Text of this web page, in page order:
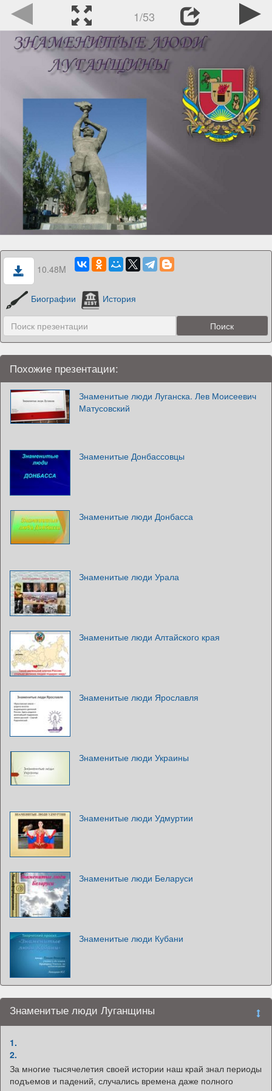
1/53
10.48M
Биографии История
Похожие презентации:
Знаменитые люди Луганска. Лев Моисеевич
Матусовский
Знаменитые Донбассовцы
Знаменитые люди Донбасса
Знаменитые люди Урала
Знаменитые люди Алтайского края
Знаменитые люди Ярославля
Знаменитые люди Украины
Знаменитые люди Удмуртии
Знаменитые люди Беларуси
Знаменитые люди Кубани
Знаменитые люди Луганщины
1.
2.
За многие тысячелетия своей истории наш край знал периоды
подъемов и падений, случались времена даже полного